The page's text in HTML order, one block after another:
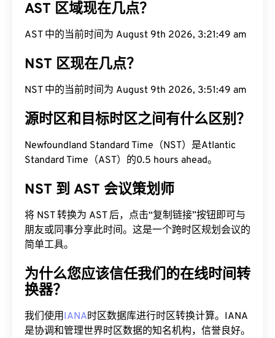
AST 区域现在几点？
AST 中的当前时间为 August 9th 2026, 3:21:50 am
NST 区现在几点？
NST 中的当前时间为 August 9th 2026, 3:51:50 am
源时区和目标时区之间有什么区别？
Newfoundland Standard Time（NST）是Atlantic
Standard Time（AST）的0.5 hours ahead。
NST 到 AST 会议策划师
将 NST 转换为 AST 后，点击“复制链接”按钮即可与
朋友或同事分享此时间。这是一个跨时区规划会议的
简单工具。
为什么您应该信任我们的在线时间转
换器？
我们使用IANA时区数据库进行时区转换计算。IANA
是协调和管理世界时区数据的知名机构，信誉良好。